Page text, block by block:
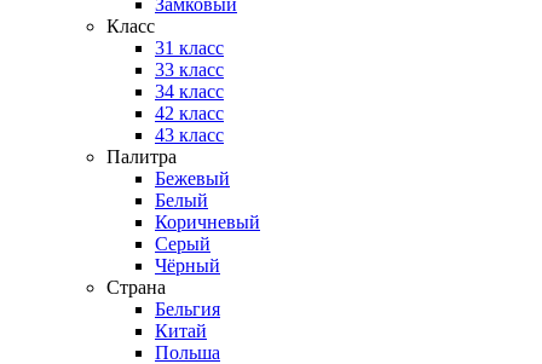
Замковый
Класс
31 класс
33 класс
34 класс
42 класс
43 класс
Палитра
Бежевый
Белый
Коричневый
Серый
Чёрный
Страна
Бельгия
Китай
Польша